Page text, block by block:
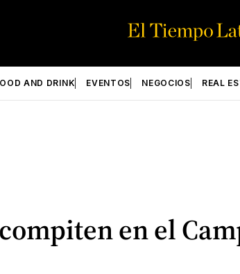
AND DRINK EVENTOS NEGOCIOS REAL
en el